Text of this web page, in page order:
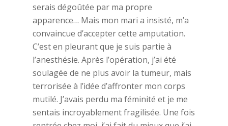
serais dégoûtée par ma propre
apparence… Mais mon mari a insisté, m’a
convaincue d’accepter cette amputation.
C’est en pleurant que je suis partie à
l’anesthésie. Après l’opération, j’ai été
soulagée de ne plus avoir la tumeur, mais
terrorisée à l’idée d’affronter mon corps
mutilé. J’avais perdu ma féminité et je me
sentais incroyablement fragilisée. Une fois